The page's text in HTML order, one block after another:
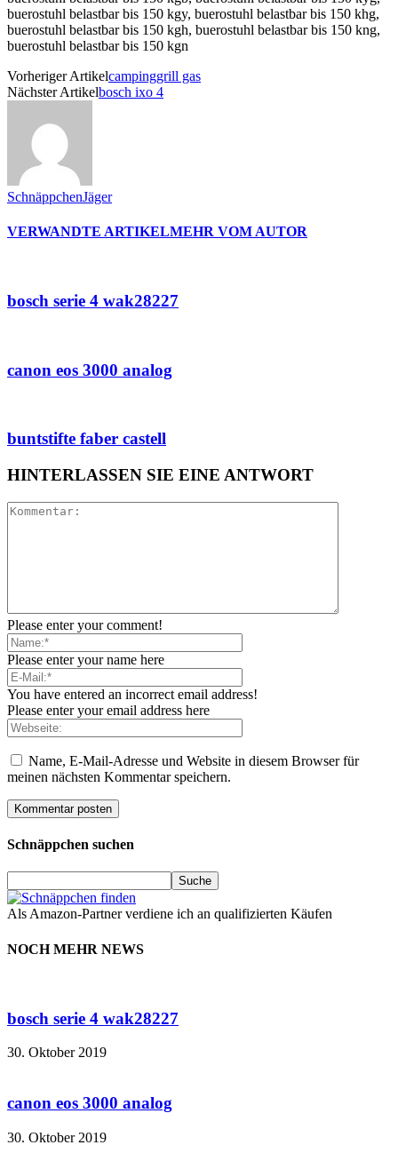
Vorheriger Artikelcampinggrill gas
Nächster Artikelbosch ixo 4
SchnäppchenJäger
VERWANDTE ARTIKELMEHR VOM AUTOR
bosch serie 4 wak28227
canon eos 3000 analog
buntstifte faber castell
HINTERLASSEN SIE EINE ANTWORT
Please enter your comment!
Please enter your name here
You have entered an incorrect email address!
Please enter your email address here
Name, E-Mail-Adresse und Website in diesem Browser für
meinen nächsten Kommentar speichern.
Schnäppchen suchen
Als Amazon-Partner verdiene ich an qualifizierten Käufen
NOCH MEHR NEWS
bosch serie 4 wak28227
30. Oktober 2019
canon eos 3000 analog
30. Oktober 2019